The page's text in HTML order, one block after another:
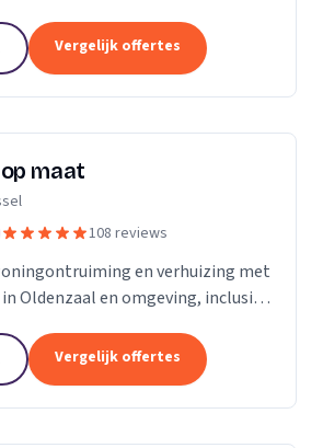
Vergelijk offertes
maat
108 reviews
en verhuizing met
Oldenzaal en omgeving, inclusief
Vergelijk offertes